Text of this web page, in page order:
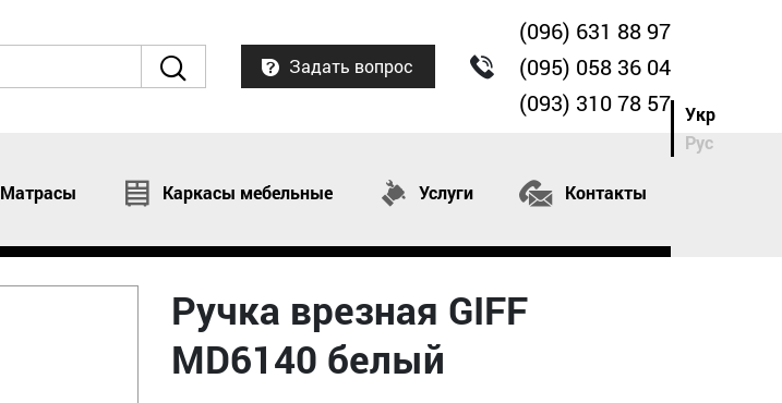
Задать вопрос
(096) 631 88 97
(095) 058 36 04
(093) 310 78 57
Матрасы Каркасы мебельные Услуги Контакты
Укр
Рус
Ручка врезная GIFF
MD6140 белый